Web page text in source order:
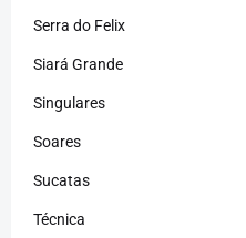
Serra do Felix
Siará Grande
Singulares
Soares
Sucatas
Técnica